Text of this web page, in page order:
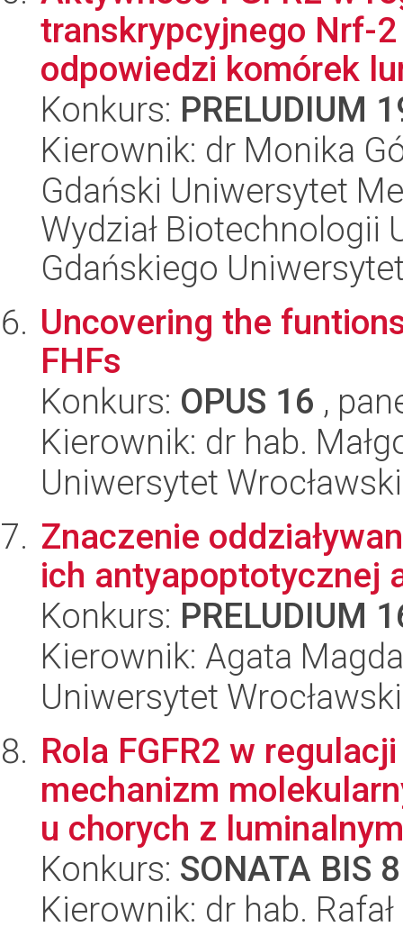
transkrypcyjnego Nrf-
odpowiedzi komórek
Konkurs: PRELUDIUM
Kierownik: dr Monika
Gdański Uniwersytet
Wydział Biotechnologii
Gdańskiego
Uncovering the
FHFs
Konkurs: OPUS 16 ,
Kierownik: dr hab.
Uniwersytet
Znaczenie
ich antyapoptotycznej
Konkurs: PRELUDIUM
Kierownik: Agata
Uniwersytet
Rola FGFR2 w
mechanizm
u chorych z
Konkurs: SONATA BIS 8
Kierownik: dr hab.